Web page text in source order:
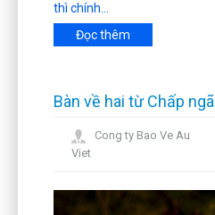
thì chính...
Đọc thêm
Bàn về hai từ Chấp ngã
Cong ty Bao Ve Au
Viet